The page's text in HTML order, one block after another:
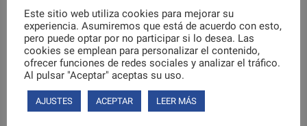
sillón.
Fabricada en acero pintado y madera. La
bandeja es abatible y sus patas son
plegables. Dispone de un asa
para transportar.
Fabricada en acero recubrimiento
Mesa ajustable en 5 diferentes
Este sitio web utiliza cookies para mejorar su
experiencia. Asumiremos que está de acuerdo con esto,
pero puede optar por no participar si lo desea. Las
cookies se emplean para personalizar el contenido,
ofrecer funciones de redes sociales y analizar el tráfico.
Al pulsar "Aceptar" aceptas su uso.
AJUSTES ACEPTAR LEER MÁS